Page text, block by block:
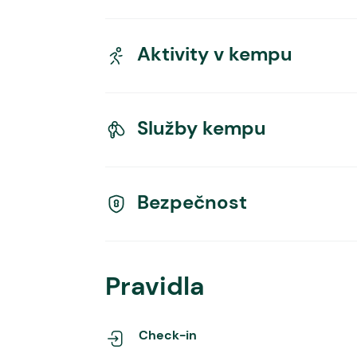
Aktivity v kempu
Služby kempu
Bezpečnost
Pravidla
Check-in